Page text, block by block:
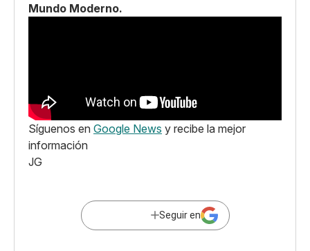
Mundo Moderno.
Síguenos en Google News y recibe la mejor
información
JG
Seguir en